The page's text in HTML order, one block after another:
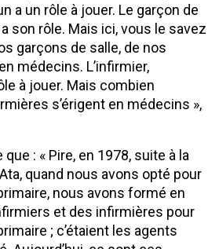
a un rôle à jouer. Le garçon de
son rôle. Mais ici, vous le savez
garçons de salle, de nos
médecins. L’infirmier,
à jouer. Mais combien
s’érigent en médecins »,
: « Pire, en 1978, suite à la
quand nous avons opté pour
nous avons formé en
et des infirmières pour
; c’étaient les agents